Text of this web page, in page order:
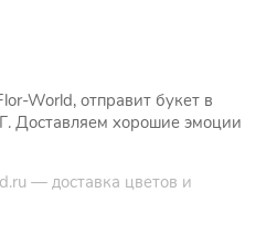
World, отправит букет в
Доставляем хорошие эмоции
— доставка цветов и